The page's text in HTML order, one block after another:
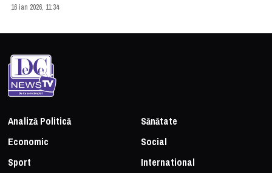
16 ian 2026, 11:34
Analiză Politică
Sănătate
Economic
Social
Sport
International